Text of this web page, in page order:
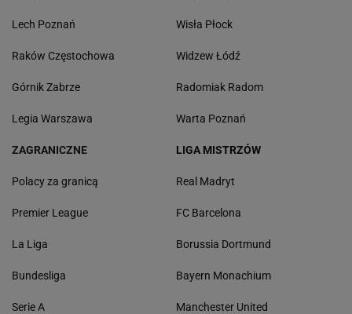
Lech Poznań
Raków Częstochowa
Górnik Zabrze
Legia Warszawa
Wisła Płock
Widzew Łódź
Radomiak Radom
Warta Poznań
ZAGRANICZNE
Polacy za granicą
Premier League
La Liga
Bundesliga
Serie A
LIGA MISTRZÓW
Real Madryt
FC Barcelona
Borussia Dortmund
Bayern Monachium
Manchester United